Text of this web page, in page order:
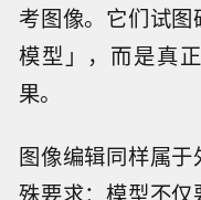
考图像。它们试
模型」，而是真
果。
图像编辑同样属
殊要求：模型不